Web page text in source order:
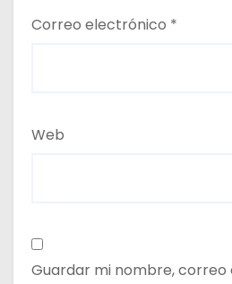
Correo electrónico *
Web
Guardar mi nombre,